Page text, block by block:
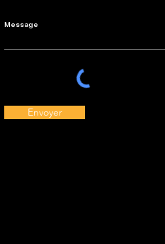
Envoyer